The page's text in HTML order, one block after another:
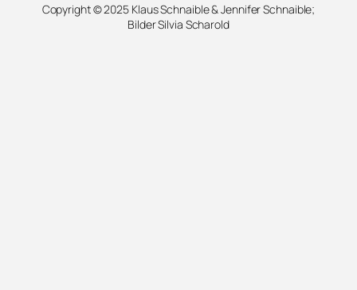
Copyright © 2025 Klaus Schnaible & Jennifer Schnaible;
Bilder Silvia Scharold